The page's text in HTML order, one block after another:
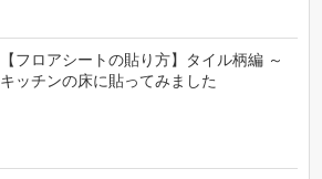
【フロアシートの貼り方】タイル柄編 ～
キッチンの床に貼ってみました